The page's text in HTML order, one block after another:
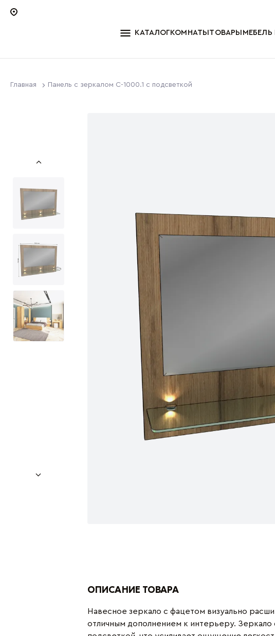
КАТАЛОГ КОМНАТЫ ТОВАРЫ МЕБЕЛЬ
Главная Панель с зеркалом C-1000.1 с подсветкой
ОПИСАНИЕ ТОВАРА
Навесное зеркало с фацетом визуально
отличным дополнением к интерьеру. Зеркало